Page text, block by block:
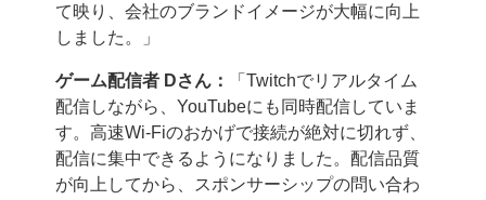
て映り、会社のブランドイメージが大幅に向上
しました。」
ゲーム配信者 Dさん：
「Twitchでリアルタイム
配信しながら、YouTubeにも同時配信していま
す。高速Wi-Fiのおかげで接続が絶対に切れず、
配信に集中できるようになりました。配信品質
が向上してから、スポンサーシップの問い合わ